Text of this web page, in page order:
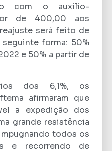
com o auxílio-
de 400,00 aos
será feito de
forma: 50%
e 50% a partir de
dos 6,1%, os
afirmaram que
a expedição dos
grande resistência
todos os
e recorrendo de